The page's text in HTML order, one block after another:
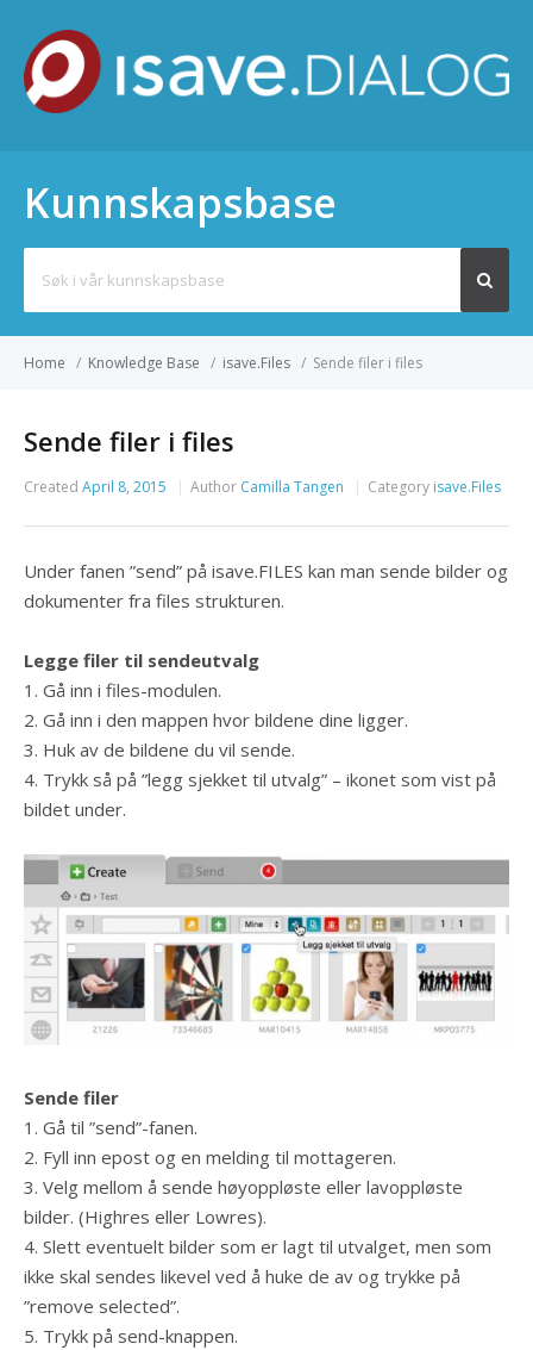
Kunnskapsbase
for:
Home / Knowledge Base / isave.Files / Sende filer i files
Sende filer i files
Created April 8, 2015 Author Camilla Tangen Category isave.Files
Under fanen ”send” på isave.FILES kan man sende bilder og
dokumenter fra files strukturen.
Legge filer til sendeutvalg
1. Gå inn i files-modulen.
2. Gå inn i den mappen hvor bildene dine ligger.
3. Huk av de bildene du vil sende.
4. Trykk så på ”legg sjekket til utvalg” – ikonet som vist på
bildet under.
Sende filer
1. Gå til ”send”-fanen.
2. Fyll inn epost og en melding til mottageren.
3. Velg mellom å sende høyoppløste eller lavoppløste
bilder. (Highres eller Lowres).
4. Slett eventuelt bilder som er lagt til utvalget, men som
ikke skal sendes likevel ved å huke de av og trykke på
”remove selected”.
5. Trykk på send-knappen.